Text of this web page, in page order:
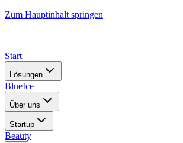
Zum Hauptinhalt springen
Start
Lösungen
BlueIce
Über uns
Startup
Beauty